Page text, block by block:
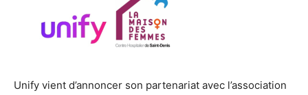
Unify vient d’annoncer son partenariat avec l’association